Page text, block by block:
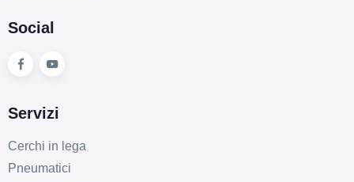
Social
Servizi
Cerchi in lega
Pneumatici